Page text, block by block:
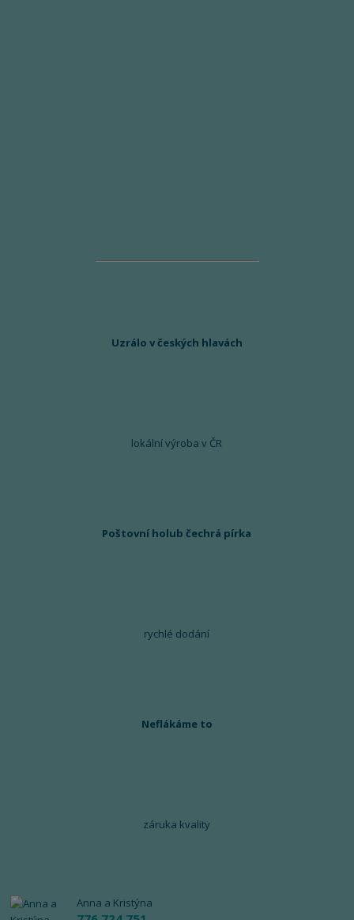
Uzrálo v českých hlavách
lokální výroba v ČR
Poštovní holub čechrá pírka
rychlé dodání
Neflákáme to
záruka kvality
Anna a Kristýna